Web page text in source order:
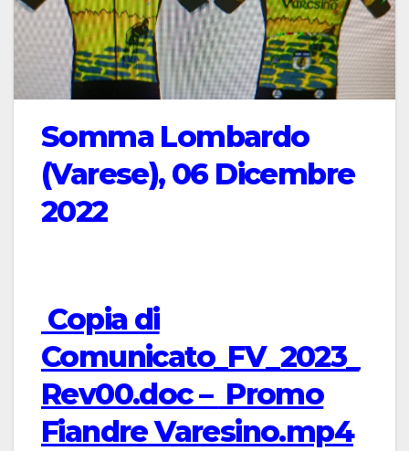
Somma Lombardo
(Varese), 06 Dicembre
2022
Copia di
Comunicato_FV_2023_
Rev00.doc – Promo
Fiandre Varesino.mp4